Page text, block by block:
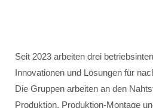
Seit 2023 arbeiten drei
Innovationen und Lösungen für
Die Gruppen arbeiten an den
Produktion, Produktion-Montage